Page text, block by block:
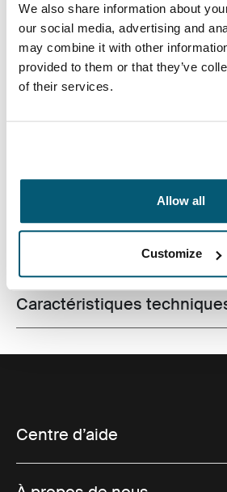
We also share information about
our social media, advertising and
may combine it with other
provided to them or that they’ve
of their services.
Allow all
Customize
ordinateur portable au travail
Toggle features
Toutes les caractéristiques
Toggle techspec
Caractéristiques
Centre d’aide